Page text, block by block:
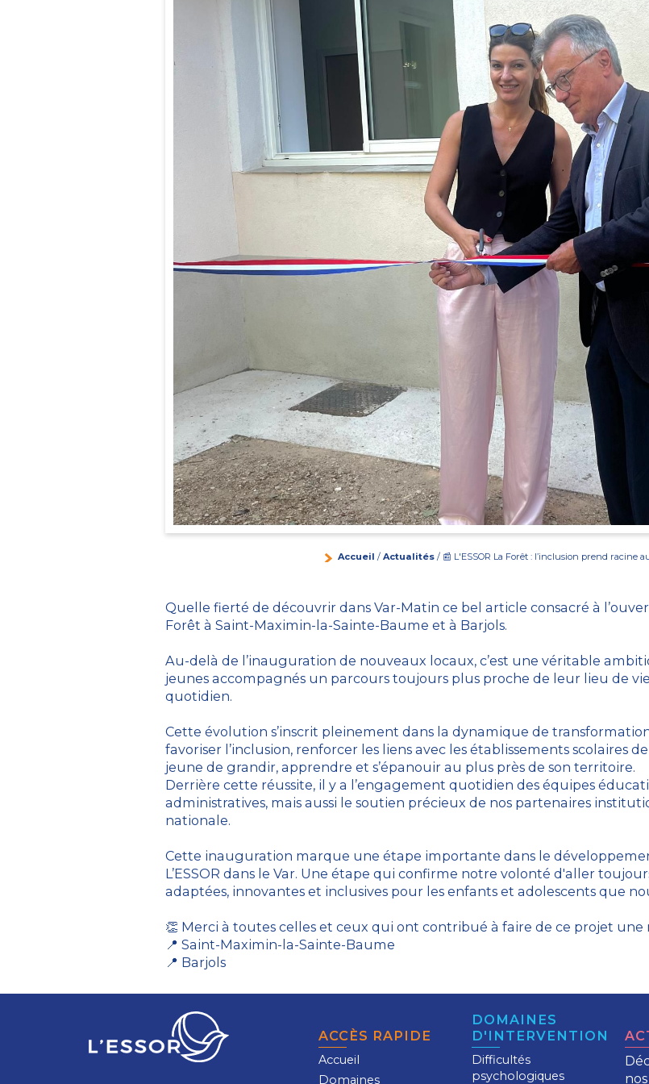
Accueil / Actualités / 📰 L'ESSOR La Forêt : l’inclusion prend
Quelle fierté de découvrir dans Var-Matin ce bel article consacré à
Forêt à Saint-Maximin-la-Sainte-Baume et à Barjols.
Au-delà de l’inauguration de nouveaux locaux, c’est une véritable
jeunes accompagnés un parcours toujours plus proche de leur lieu de
quotidien.
Cette évolution s’inscrit pleinement dans la dynamique de
favoriser l’inclusion, renforcer les liens avec les établissements
jeune de grandir, apprendre et s’épanouir au plus près de son territoire.
Derrière cette réussite, il y a l’engagement quotidien des équipes
administratives, mais aussi le soutien précieux de nos partenaires
nationale.
Cette inauguration marque une étape importante dans le
L’ESSOR dans le Var. Une étape qui confirme notre volonté d'aller
adaptées, innovantes et inclusives pour les enfants et adolescents que
👏 Merci à toutes celles et ceux qui ont contribué à faire de ce projet une
📍 Saint-Maximin-la-Sainte-Baume
📍 Barjols
ACCÈS RAPIDE
Accueil
Domaines
DOMAINES
D'INTERVENTION
Difficultés
psychologiques